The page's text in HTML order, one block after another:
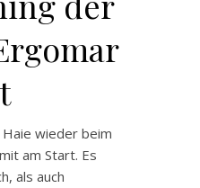
Haie wieder beim
am Start. Es
als auch